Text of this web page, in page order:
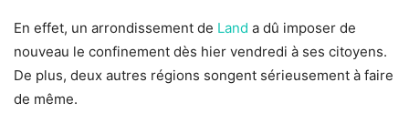
En effet, un arrondissement de Land a dû imposer de
nouveau le confinement dès hier vendredi à ses citoyens.
De plus, deux autres régions songent sérieusement à faire
de même.